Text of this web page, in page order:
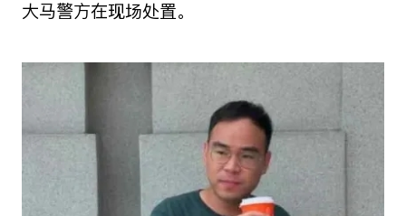
大马警方在现场处置。